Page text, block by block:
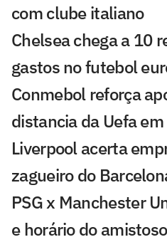
com clube italiano
Chelsea chega a 10
gastos no futebol
Conmebol reforça
distancia da Uefa
Liverpool acerta
zagueiro do
PSG x Manchester
e horário do amistoso